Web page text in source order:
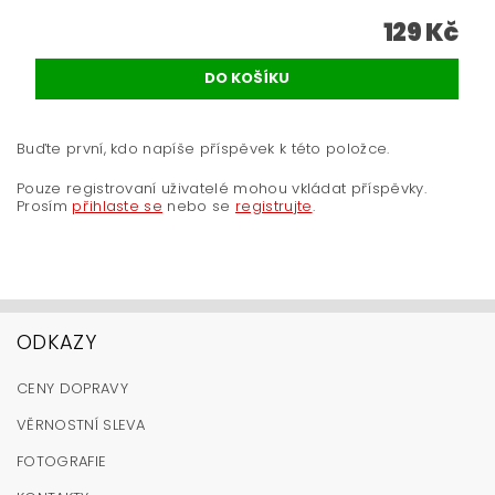
129 Kč
Buďte první, kdo napíše příspěvek k této položce.
Pouze registrovaní uživatelé mohou vkládat příspěvky.
Prosím přihlaste se nebo se registrujte.
ODKAZY
CENY DOPRAVY
VĚRNOSTNÍ SLEVA
FOTOGRAFIE